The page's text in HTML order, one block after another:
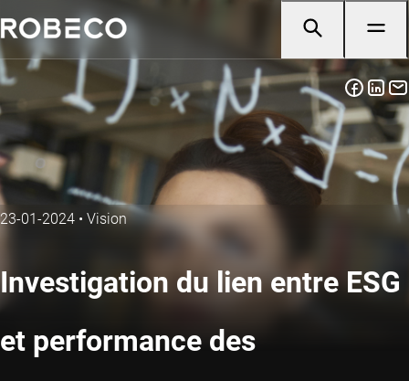
23-01-2024 • Vision
Investigation du lien entre ESG
et performance des